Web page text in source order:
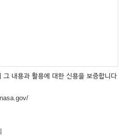
내용과 활용에 대한 신용을 보증합니다